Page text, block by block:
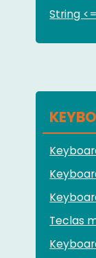
String
Teclas